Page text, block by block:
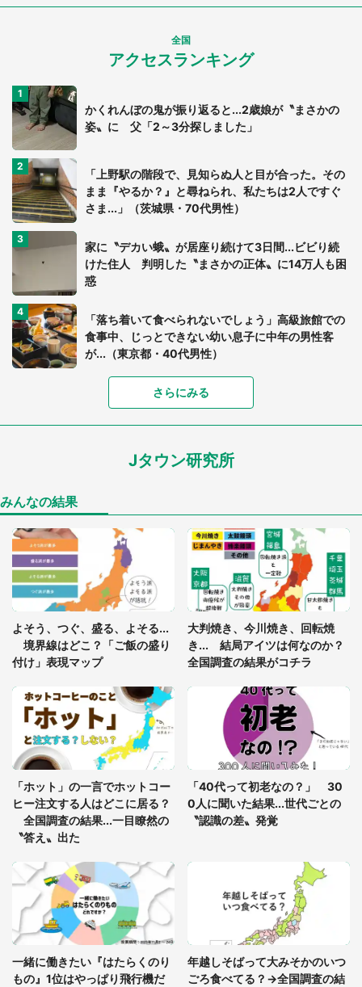
全国
アクセスランキング
かくれんぼの鬼が振り返ると...2歳娘が〝まさかの
姿〟に 父「2～3分探しました」
「上野駅の階段で、見知らぬ人と目が合った。その
まま『やるか？』と尋ねられ、私たちは2人ですぐ
さま...」（茨城県・70代男性）
家に〝デカい蛾〟が居座り続けて3日間...ビビり続
けた住人 判明した〝まさかの正体〟に14万人も困
惑
「落ち着いて食べられないでしょう」高級旅館での
食事中、じっとできない幼い息子に中年の男性客
が...（東京都・40代男性）
「可愛いのにホラー」「事件性を感じる」 ふわふ
「孫にあげると思って、あなたにこれをあげる」
「ゾワゾワする」「本当に気持ち悪い」 道端でバ
グっちゃってた〝野生の野菜〟に6.5万人戦慄
「閉所恐怖症の私は新幹線で大パニック。隣席の青
年に『手を繋いで』とお願いしたら...」 体験談に
8万人感動
7万人驚がく 「お菓子売り場ならまだしも...」「ハ
ードル高い」
あまりにも四角すぎる猫、激写される 「これもう
座布団だろ」「食パンの耳」と1.4万人困惑
さらにみる
Jタウン研究所
みんなの結果
よそう、つぐ、盛る、よそる...
境界線はどこ？「ご飯の盛り
付け」表現マップ
大判焼き、今川焼き、回転焼
き... 結局アイツは何なのか？
全国調査の結果がコチラ
「ホット」の一言でホットコー
ヒー注文する人はどこに居る？
全国調査の結果...一目瞭然の
〝答え〟出た
「40代って初老なの？」 30
0人に聞いた結果...世代ごとの
〝認識の差〟発覚
一緒に働きたい『はたらくのり
もの』1位はやっぱり飛行機だ
年越しそばって大みそかのいつ
ごろ食べてる？→全国調査の結